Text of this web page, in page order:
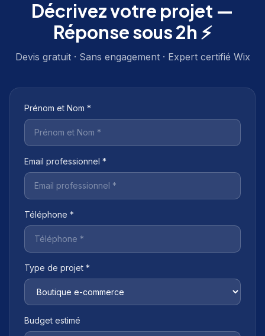
Décrivez votre projet —
Réponse sous 2h ⚡
Devis gratuit · Sans engagement · Expert certifié Wix
Prénom et Nom *
Email professionnel *
Téléphone *
Type de projet *
Budget estimé